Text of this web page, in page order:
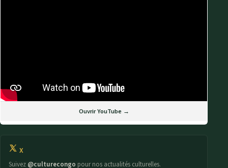
Ouvrir YouTube →
X
Suivez @culturecongo pour nos actualités culturelles.